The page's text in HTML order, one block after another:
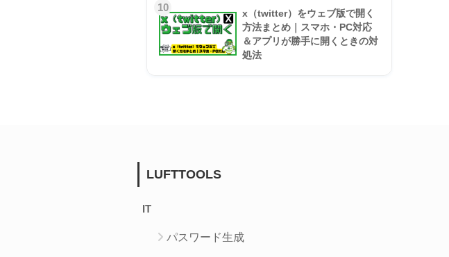
10
x（twitter）をウェブ版で開く
方法まとめ｜スマホ・PC対応
＆アプリが勝手に開くときの対
処法
LUFTTOOLS
IT
パスワード生成